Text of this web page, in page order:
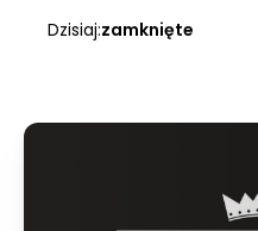
Dzisiaj:zamknięte